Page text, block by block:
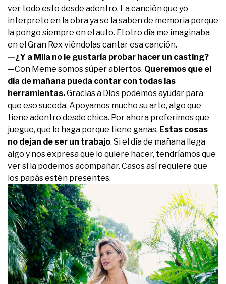
ver todo esto desde adentro. La canción que yo
interpreto en la obra ya se la saben de memoria porque
la pongo siempre en el auto. El otro día me imaginaba
en el Gran Rex viéndolas cantar esa canción.
—¿Y a Mila no le gustaría probar hacer un casting?
—Con Meme somos súper abiertos. Queremos que el
día de mañana pueda contar con todas las
herramientas.Gracias a Dios podemos ayudar para
que eso suceda. Apoyamos mucho su arte, algo que
tiene adentro desde chica. Por ahora preferimos que
juegue, que lo haga porque tiene ganas. Estas cosas
no dejan de ser un trabajo. Si el día de mañana llega
algo y nos expresa que lo quiere hacer, tendríamos que
ver si la podemos acompañar. Casos así requiere que
los papás estén presentes.